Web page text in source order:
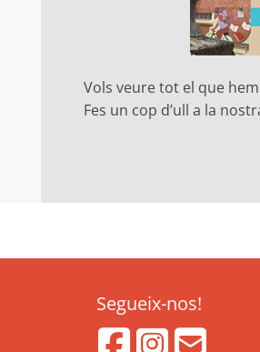
Vols veure tot el que
Fes un cop d’ull a la
Segueix-nos!